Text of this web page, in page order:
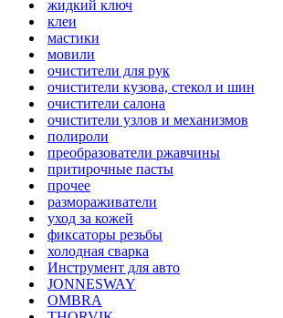
жидкий ключ
клеи
мастики
мовили
очистители для рук
очистители кузова, стекол и шин
очистители салона
очистители узлов и механизмов
полироли
преобразователи ржавчины
притирочные пасты
прочее
размораживатели
уход за кожей
фиксаторы резьбы
холодная сварка
Инструмент для авто
JONNESWAY
OMBRA